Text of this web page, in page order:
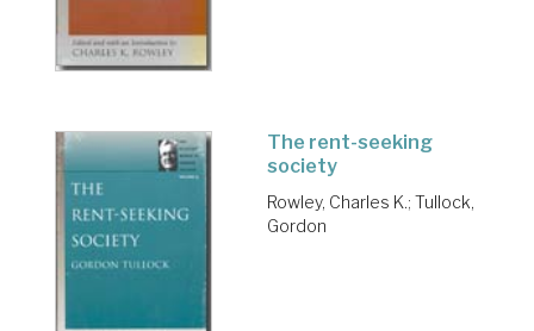
The rent-seeking
society
Rowley, Charles K.; Tullock,
Gordon